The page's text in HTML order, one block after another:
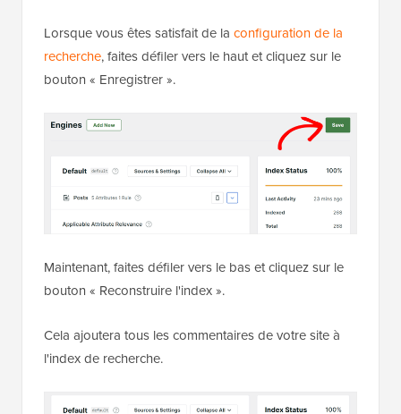
Lorsque vous êtes satisfait de la configuration de la
recherche, faites défiler vers le haut et cliquez sur le
bouton « Enregistrer ».
Maintenant, faites défiler vers le bas et cliquez sur le
bouton « Reconstruire l'index ».
Cela ajoutera tous les commentaires de votre site à
l'index de recherche.